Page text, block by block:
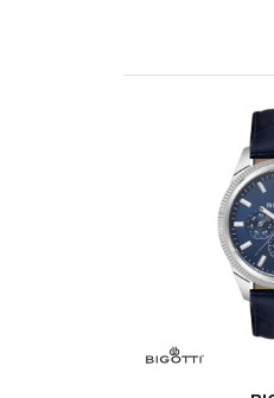
Materijal narukvice
Boja kućišta